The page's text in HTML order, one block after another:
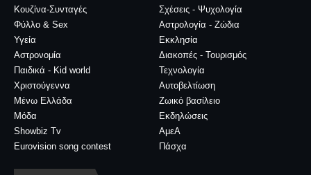
Κουζίνα-Συνταγές
Σχέσεις - Ψυχολογία
Φύλλο & Sex
Αστρολογία - Ζώδια
Υγεία
Εκκλησία
Αστρονομία
Διακοπές - Τουρισμός
Παιδικά - Kid world
Τεχνολογία
Χριστούγεννα
Αυτοβελτίωση
Μένω Ελλάδα
Ζωικό βασίλειο
Μόδα
Εκδηλώσεις
Showbiz Tv
ΑμεΑ
Eurovision song contest
Πάσχα